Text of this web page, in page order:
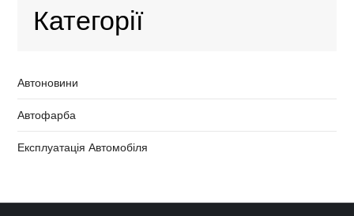
Категорії
Автоновини
Автофарба
Експлуатація Автомобіля